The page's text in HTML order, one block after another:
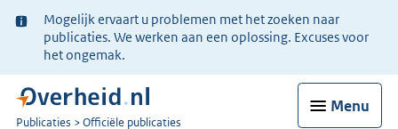
Ter
informatie:
Mogelijk ervaart u problemen met het zoeken naar
publicaties. We werken aan een oplossing. Excuses voor
het ongemak.
Menu
U
Publicaties Officiële publicaties